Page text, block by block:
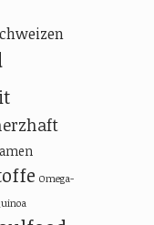
Omega-